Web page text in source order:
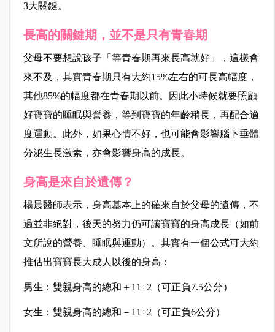
3大關鍵。
長高的關鍵期，並不是只有青春期
父母不要想說孩子「等青春期再來長高就好」，這樣會
來不及，其實青春期只有大約15%左右的可長高幅度，
其他85%的幅度都在青春期以前。因此小時候就要照顧
好寶寶的睡眠與營養，等到寶寶的年齡稍長，再配合適
度運動。此外，如果心情不好，也可能會影響腦下垂體
分泌生長激素，亦會影響身高的成長。
身高是來自於遺傳？
楊晨醫師表示， 身高基本上的確來自於父母的遺傳，不
過並非絕對，後天的努力仍可讓寶寶的身高成長（如前
文所說的營養、睡眠與運動）。其實有一個公式可大約
推估出寶寶長大成人以後的身高：
男生：雙親身高的總和＋11÷2 （可正負7.5公分）
女生：雙親身高的總和－11÷2 （可正負6公分）